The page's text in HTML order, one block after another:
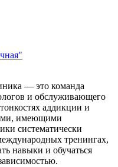
— это команда
и обслуживающего
аддикции и
имеющими
систематически
тренингах,
навыки и обучаться